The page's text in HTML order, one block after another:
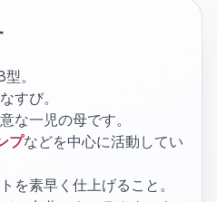
。
すび。
な一児の母です。
プなどを中心に活動してい
を素早く仕上げること。